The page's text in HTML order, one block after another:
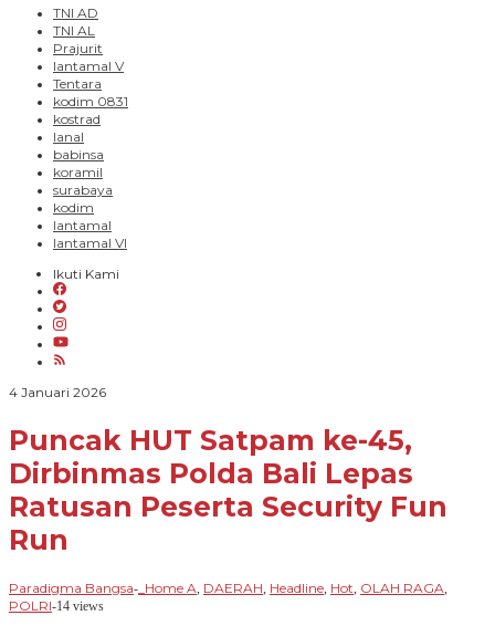
TNI AD
TNI AL
Prajurit
lantamal V
Tentara
kodim 0831
kostrad
lanal
babinsa
koramil
surabaya
kodim
lantamal
lantamal VI
Ikuti Kami
4 Januari 2026oleh
Puncak HUT Satpam ke-45,
Dirbinmas Polda Bali Lepas
Ratusan Peserta Security Fun
Run
Paradigma Bangsa- _Home A, DAERAH, Headline, Hot, OLAH RAGA,
POLRI-14 views